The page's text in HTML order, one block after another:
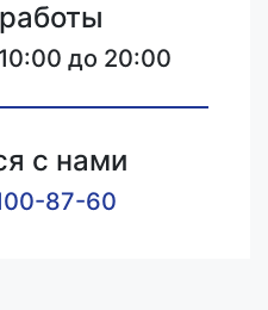
до 20:00
с нами
87-60